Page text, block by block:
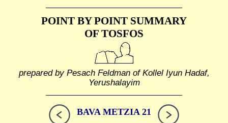
POINT BY POINT SUMMARY
OF TOSFOS
prepared by Pesach Feldman of Kollel Iyun Hadaf,
Yerushalayim
BAVA METZIA 21